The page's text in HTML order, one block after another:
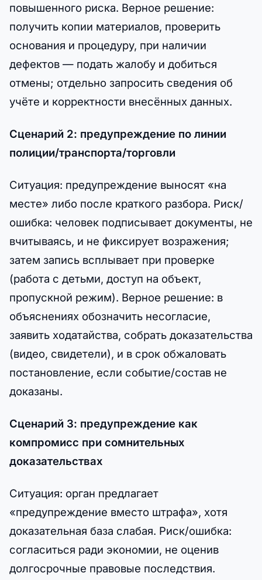
повышенного риска. Верное решение:
получить копии материалов, проверить
основания и процедуру, при наличии
дефектов — подать жалобу и добиться
отмены; отдельно запросить сведения об
учёте и корректности внесённых данных.
Сценарий 2: предупреждение по линии
полиции/транспорта/торговли
Ситуация: предупреждение выносят «на
месте» либо после краткого разбора. Риск/
ошибка: человек подписывает документы, не
вчитываясь, и не фиксирует возражения;
затем запись всплывает при проверке
(работа с детьми, доступ на объект,
пропускной режим). Верное решение: в
объяснениях обозначить несогласие,
заявить ходатайства, собрать доказательства
(видео, свидетели), и в срок обжаловать
постановление, если событие/состав не
доказаны.
Сценарий 3: предупреждение как
компромисс при сомнительных
доказательствах
Ситуация: орган предлагает
«предупреждение вместо штрафа», хотя
доказательная база слабая. Риск/ошибка:
согласиться ради экономии, не оценив
долгосрочные правовые последствия.